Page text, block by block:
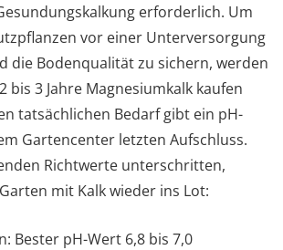
erforderlich. Um
vor einer Unterversorgung
die Bodenqualität zu sichern, werden
bis 3 Jahre Magnesiumkalk kaufen
tatsächlichen Bedarf gibt ein pH-
Gartencenter letzten Aufschluss.
Richtwerte unterschritten,
mit Kalk wieder ins Lot:
Bester pH-Wert 6,8 bis 7,0